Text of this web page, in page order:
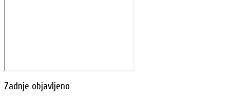
Zadnje objavljeno